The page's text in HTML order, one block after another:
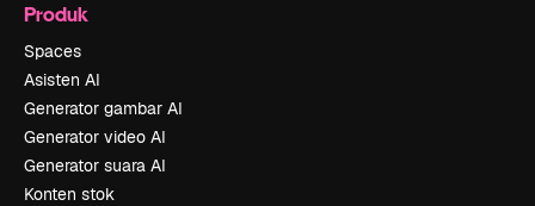
Produk
Spaces
Asisten AI
Generator gambar AI
Generator video AI
Generator suara AI
Konten stok